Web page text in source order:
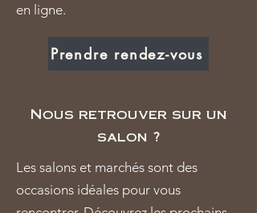
en ligne.
Prendre rendez-vous
Nous retrouver sur un
salon ?
Les salons et marchés sont des
occasions idéales pour vous